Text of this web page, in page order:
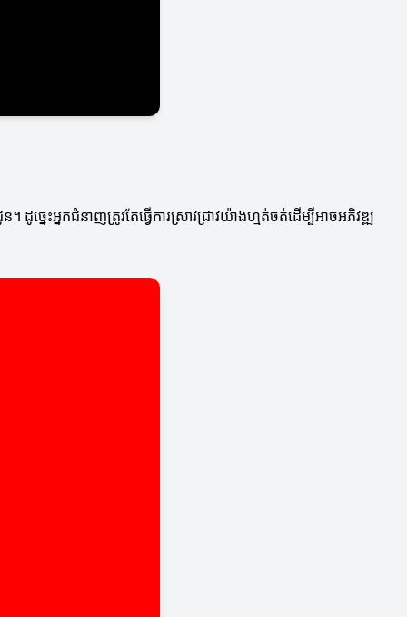
ះអ្នកជំនាញត្រូវតែធ្វើការស្រាវជ្រាវយ៉ាងហ្មត់ចត់ដើម្បីអាចអភិវឌ្ឍ